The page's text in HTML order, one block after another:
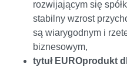
rozwijającym się
stabilny wzrost
są wiarygodnym i
biznesowym,
tytuł EUROprodukt